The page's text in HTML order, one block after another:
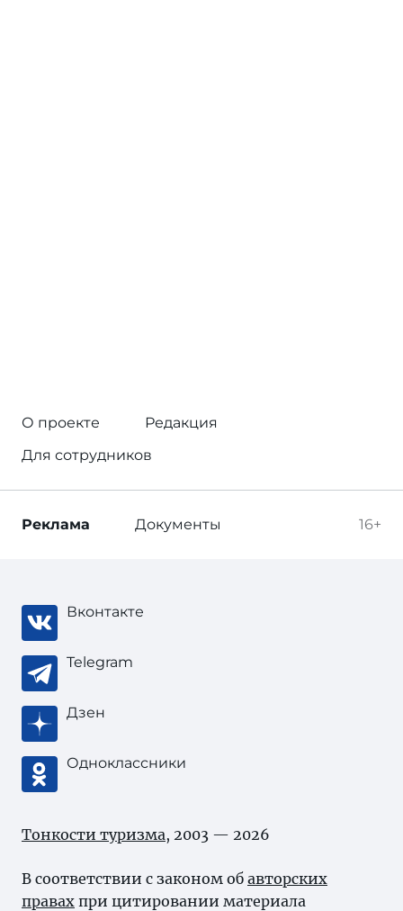
О проекте
Редакция
Для сотрудников
16+
Реклама Документы
Вконтакте
Telegram
Дзен
Одноклассники
Тонкости туризма, 2003 — 2026
В соответствии с законом об авторских
правах при цитировании материала